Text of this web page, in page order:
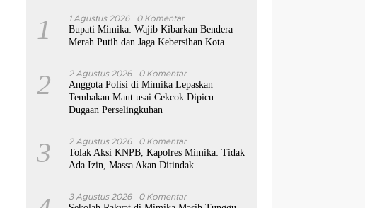
1 1 Agustus 2026 0 Komentar
Bupati Mimika: Wajib Kibarkan Bendera
Merah Putih dan Jaga Kebersihan Kota
2 2 Agustus 2026 0 Komentar
Anggota Polisi di Mimika Lepaskan
Tembakan Maut usai Cekcok Dipicu
Dugaan Perselingkuhan
3 2 Agustus 2026 0 Komentar
Tolak Aksi KNPB, Kapolres Mimika: Tidak
Ada Izin, Massa Akan Ditindak
3 Agustus 2026 0 Komentar